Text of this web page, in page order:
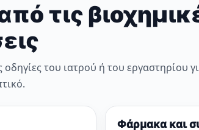
τις
του ιατρού ή του εργαστηρίου
Φάρμακα και